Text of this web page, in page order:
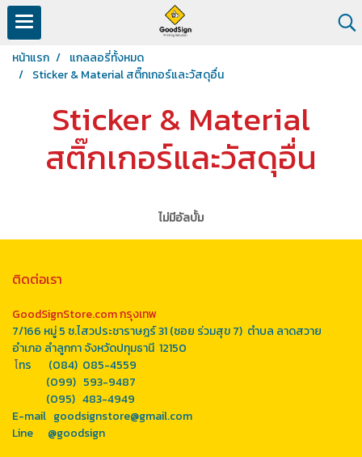
หน้าแรก
แกลลอรี่ทั้งหมด
Sticker & Material สติ๊กเกอร์และวัสดุอื่น
Sticker & Material
สติ๊กเกอร์และวัสดุอื่น
ไม่มีอัลบั้ม
ติดต่อเรา
GoodSignStore.com กรุงเทพ
7/166 หมู่ 5 ซ.ไสวประชาราษฎร์ 31 (ซอย ร่วมสุข 7) ตำบล ลาดสวาย
อำเภอ ลำลูกกา จังหวัดปทุมธานี 12150
โทร (084) 085-4559
(099) 593-9487
(095) 483-4949
E-mail goodsignstore@gmail.com
Line @goodsign